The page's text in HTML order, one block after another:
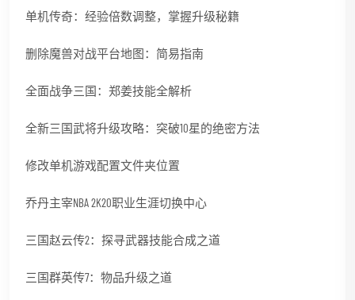
单机传奇：经验倍数调整，掌握升级秘籍
删除魔兽对战平台地图：简易指南
全面战争三国：郑姜技能全解析
全新三国武将升级攻略：突破10星的绝密方法
修改单机游戏配置文件夹位置
乔丹主宰NBA 2K20职业生涯切换中心
三国赵云传2：探寻武器技能合成之道
三国群英传7：物品升级之道